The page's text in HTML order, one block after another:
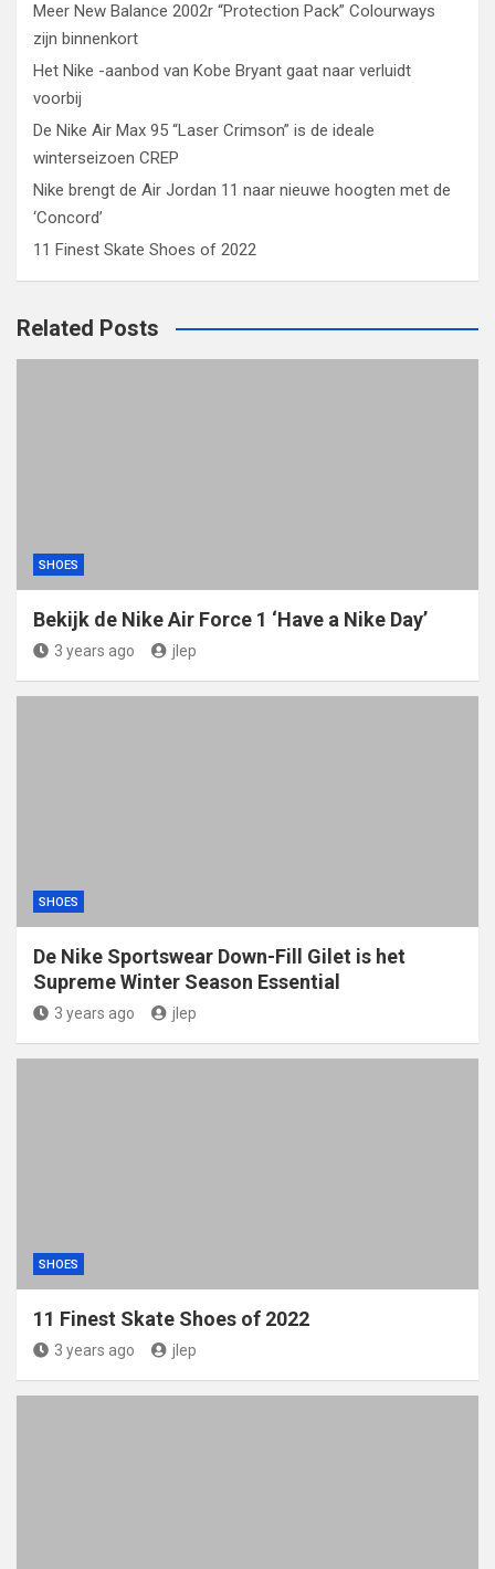
Meer New Balance 2002r “Protection Pack” Colourways
zijn binnenkort
Het Nike -aanbod van Kobe Bryant gaat naar verluidt
voorbij
De Nike Air Max 95 “Laser Crimson” is de ideale
winterseizoen CREP
Nike brengt de Air Jordan 11 naar nieuwe hoogten met de
‘Concord’
11 Finest Skate Shoes of 2022
Related Posts
SHOES
Bekijk de Nike Air Force 1 ‘Have a Nike Day’
3 years ago jlep
SHOES
De Nike Sportswear Down-Fill Gilet is het
Supreme Winter Season Essential
3 years ago jlep
SHOES
11 Finest Skate Shoes of 2022
3 years ago jlep